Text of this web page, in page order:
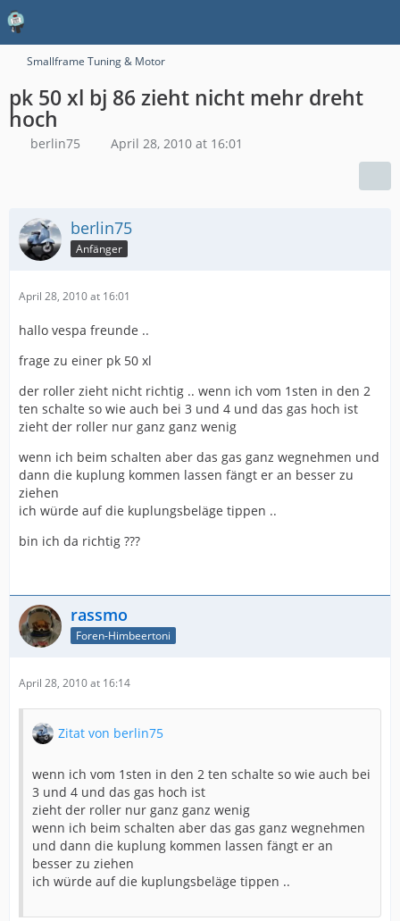
Smallframe Tuning & Motor
pk 50 xl bj 86 zieht nicht mehr dreht
hoch
berlin75 April 28, 2010 at 16:01
berlin75
Anfänger
April 28, 2010 at 16:01
hallo vespa freunde ..
frage zu einer pk 50 xl
der roller zieht nicht richtig .. wenn ich vom 1sten in den 2
ten schalte so wie auch bei 3 und 4 und das gas hoch ist
zieht der roller nur ganz ganz wenig
wenn ich beim schalten aber das gas ganz wegnehmen und
dann die kuplung kommen lassen fängt er an besser zu
ziehen
ich würde auf die kuplungsbeläge tippen ..
bin ich da richtig ???
rassmo
Foren-Himbeertoni
April 28, 2010 at 16:14
Zitat von berlin75
wenn ich vom 1sten in den 2 ten schalte so wie auch bei
3 und 4 und das gas hoch ist
zieht der roller nur ganz ganz wenig
wenn ich beim schalten aber das gas ganz wegnehmen
und dann die kuplung kommen lassen fängt er an
besser zu ziehen
ich würde auf die kuplungsbeläge tippen ..